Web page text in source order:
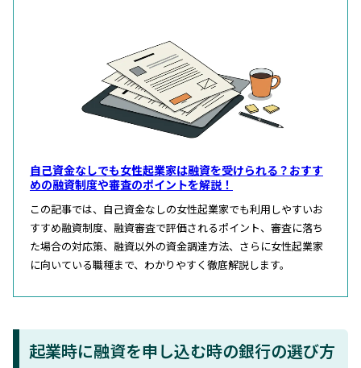
自己資金なしでも女性起業家は融資を受けられる？おすす
めの融資制度や審査のポイントを解説！
この記事では、自己資金なしの女性起業家でも利用しやすいお
すすめ融資制度、融資審査で評価されるポイント、審査に落ち
た場合の対応策、融資以外の資金調達方法、さらに女性起業家
に向いている職種まで、わかりやすく徹底解説します。
起業時に融資を申し込む時の銀行の選び方